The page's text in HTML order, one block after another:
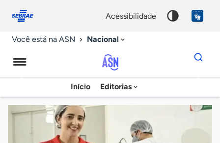
conosco
acessibilidade
Você está na ASN Nacional
Agência
Sebrae
Notícias
Início Editorias
Dados
para
chave